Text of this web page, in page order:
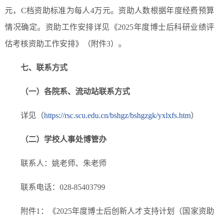
元，C档资助标准为每人4万元。资助人数根据年度经费预算
情况确定。资助工作安排详见《2025年度博士后科研业绩评
估考核资助工作安排》（附件3）。
七、联系方式
（一）各院系、流动站联系方式
详见（https://rsc.scu.edu.cn/bshgz/bshgzgk/yxlxfs.htm）
（二）学校人事处博管办
联系人：姚老师、朱老师
联系电话：028-85403799
附件1：《2025年度博士后创新人才支持计划（国家资助